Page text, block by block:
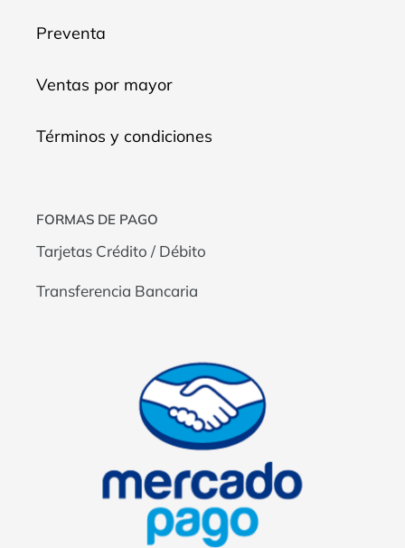
Preventa
Ventas por mayor
Términos y condiciones
FORMAS DE PAGO
Tarjetas Crédito / Débito
Transferencia Bancaria